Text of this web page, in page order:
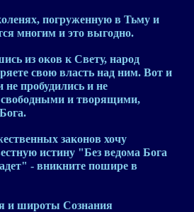
погруженную в Тьму и
многим и это выгодно.
из оков к Свету, народ
свою власть над ним. Вот и
не пробудились и не
свободными и творящими,
законов хочу
истину "Без ведома Бога
- вникните пошире в
и широты Сознания